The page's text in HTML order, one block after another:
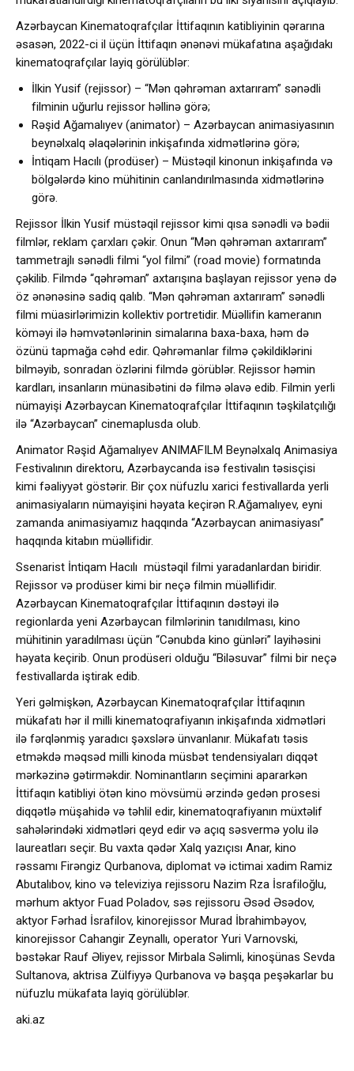
Azərbaycan Kinematoqrafçılar İttifaqının katibliyinin qərarına
əsasən, 2022-ci il üçün İttifaqın ənənəvi mükafatına aşağıdakı
kinematoqrafçılar layiq görülüblər:
İlkin Yusif (rejissor) – “Mən qəhrəman axtarıram” sənədli
filminin uğurlu rejissor həllinə görə;
Rəşid Ağamalıyev (animator) – Azərbaycan animasiyasının
beynəlxalq əlaqələrinin inkişafında xidmətlərinə görə;
İntiqam Hacılı (prodüser) – Müstəqil kinonun inkişafında və
bölgələrdə kino mühitinin canlandırılmasında xidmətlərinə
görə.
Rejissor İlkin Yusif müstəqil rejissor kimi qısa sənədli və bədii
filmlər, reklam çarxları çəkir. Onun “Mən qəhrəman axtarıram”
tammetrajlı sənədli filmi “yol filmi” (road movie) formatında
çəkilib. Filmdə “qəhrəman” axtarışına başlayan rejissor yenə də
öz ənənəsinə sadiq qalıb. “Mən qəhrəman axtarıram” sənədli
filmi müasirlərimizin kollektiv portretidir. Müəllifin kameranın
köməyi ilə həmvətənlərinin simalarına baxa-baxa, həm də
özünü tapmağa cəhd edir. Qəhrəmanlar filmə çəkildiklərini
bilməyib, sonradan özlərini filmdə görüblər. Rejissor həmin
kardları, insanların münasibətini də filmə əlavə edib. Filmin yerli
nümayişi Azərbaycan Kinematoqrafçılar İttifaqının təşkilatçılığı
ilə “Azərbaycan” cinemaplusda olub.
Animator Rəşid Ağamalıyev ANIMAFILM Beynəlxalq Animasiya
Festivalının direktoru, Azərbaycanda isə festivalın təsisçisi
kimi fəaliyyət göstərir. Bir çox nüfuzlu xarici festivallarda yerli
animasiyaların nümayişini həyata keçirən R.Ağamalıyev, eyni
zamanda animasiyamız haqqında “Azərbaycan animasiyası”
haqqında kitabın müəllifidir.
Ssenarist İntiqam Hacılı müstəqil filmi yaradanlardan biridir.
Rejissor və prodüser kimi bir neçə filmin müəllifidir.
Azərbaycan Kinematoqrafçılar İttifaqının dəstəyi ilə
regionlarda yeni Azərbaycan filmlərinin tanıdılması, kino
mühitinin yaradılması üçün “Cənubda kino günləri” layihəsini
həyata keçirib. Onun prodüseri olduğu “Biləsuvar” filmi bir neçə
festivallarda iştirak edib.
Yeri gəlmişkən, Azərbaycan Kinematoqrafçılar İttifaqının
mükafatı hər il milli kinematoqrafiyanın inkişafında xidmətləri
ilə fərqlənmiş yaradıcı şəxslərə ünvanlanır. Mükafatı təsis
etməkdə məqsəd milli kinoda müsbət tendensiyaları diqqət
mərkəzinə gətirməkdir. Nominantların seçimini apararkən
İttifaqın katibliyi ötən kino mövsümü ərzində gedən prosesi
diqqətlə müşahidə və təhlil edir, kinematoqrafiyanın müxtəlif
sahələrindəki xidmətləri qeyd edir və açıq səsvermə yolu ilə
laureatları seçir. Bu vaxta qədər Xalq yazıçısı Anar, kino
rəssamı Firəngiz Qurbanova, diplomat və ictimai xadim Ramiz
Abutalıbov, kino və televiziya rejissoru Nazim Rza İsrafiloğlu,
mərhum aktyor Fuad Poladov, səs rejissoru Əsəd Əsədov,
aktyor Fərhad İsrafilov, kinorejissor Murad İbrahimbəyov,
kinorejissor Cahangir Zeynallı, operator Yuri Varnovski,
bəstəkar Rauf Əliyev, rejissor Mirbala Səlimli, kinoşünas Sevda
Sultanova, aktrisa Zülfiyyə Qurbanova və başqa peşəkarlar bu
nüfuzlu mükafata layiq görülüblər.
aki.az